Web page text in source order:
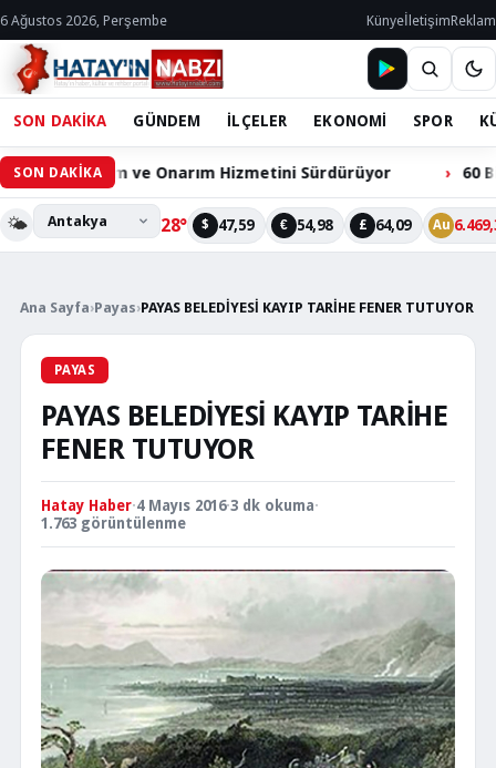
6 Ağustos 2026, Perşembe KünyeİletişimReklam
SON DAKİKA GÜNDEM İLÇELER EKONOMİ SPOR
SON DAKİKA
ve Onarım Hizmetini Sürdürüyor 60 Bin
🌤️ 28° $ 47,59 € 54,98 £ 64,09 Au
Ana Sayfa›Payas›PAYAS BELEDİYESİ KAYIP TARİHE FENER TUTUYOR
PAYAS
PAYAS BELEDİYESİ KAYIP TARİHE
FENER TUTUYOR
Hatay Haber·4 Mayıs 2016·3 dk okuma·
1.763 görüntülenme